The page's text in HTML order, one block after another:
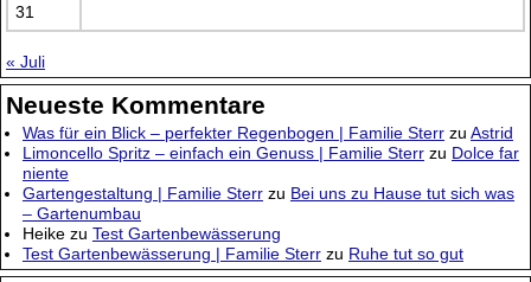
31
« Juli
Neueste Kommentare
Was für ein Blick – perfekter Regenbogen | Familie Sterr zu Astrid
Limoncello Spritz – einfach ein Genuss | Familie Sterr zu Dolce far
niente
Gartengestaltung | Familie Sterr zu Bei uns zu Hause tut sich was
– Gartenumbau
Heike zu Test Gartenbewässerung
Test Gartenbewässerung | Familie Sterr zu Ruhe tut so gut